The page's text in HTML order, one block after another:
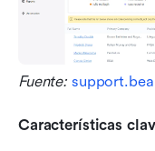
Fuente:
Características